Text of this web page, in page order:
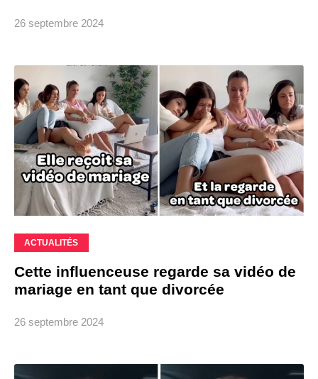
26 septembre 2024
ACTUALITÉS
Cette influenceuse regarde sa vidéo de
mariage en tant que divorcée
26 septembre 2024